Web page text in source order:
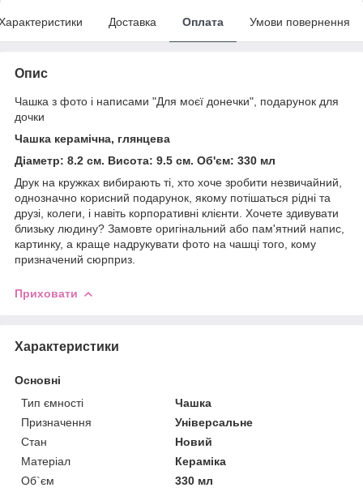
Доставка Оплата Умови повернення
Опис
Чашка з фото і написами "Для моєї донечки", подарунок для
дочки
Чашка керамічна, глянцева
Діаметр: 8.2 см. Висота: 9.5 см. Об'єм: 330 мл
Друк на кружках вибирають ті, хто хоче зробити незвичайний,
однозначно корисний подарунок, якому потішаться рідні та
друзі, колеги, і навіть корпоративні клієнти. Хочете здивувати
близьку людину? Замовте оригінальний або пам'ятний напис,
картинку, а краще надрукувати фото на чашці того, кому
призначений сюрприз.
Приховати
Характеристики
Основні
Тип ємності
Чашка
Призначення
Універсальне
Стан
Новий
Матеріал
Кераміка
Об`єм
330 мл